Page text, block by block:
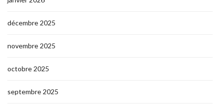
décembre 2025
novembre 2025
octobre 2025
septembre 2025